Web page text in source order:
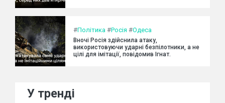
#Політика #Росія #Одеса
Вночі Росія здійснила атаку,
використовуючи ударні безпілотники, а не
цілі для імітації, повідомив Ігнат.
У тренді